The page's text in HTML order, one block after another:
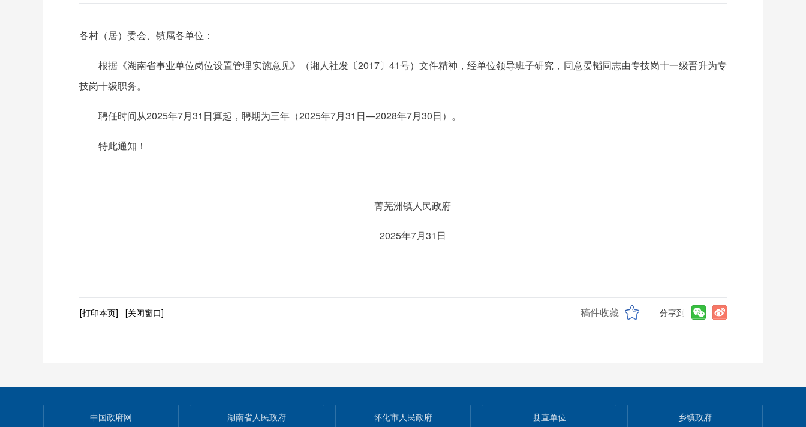
各村（居）委会、镇属各单位：
根据《湖南省事业单位岗位设置管理实施意见》（湘人社发〔2017〕 41号）文件精神，经单位领导班子研究，同意晏韬同志由专技岗十一级晋升为专
技岗十级职务。
聘任时间从2025年7月31日算起，聘期为三年（2025年7月31日—2028年7月30日）。
特此通知！
菁芜洲镇人民政府
2025年7月31日
[打印本页] [关闭窗口] 稿件收藏 分享到
中国政府网 湖南省人民政府 怀化市人民政府 县直单位 乡镇政府